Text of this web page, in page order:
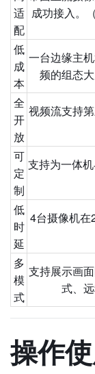
适
配
成功接入。
低
成
本
一台边缘主
频的组态
全
开
放
视频流支持
可
定
制
支持为一体
低
时
延
4台摄像机在
多
模
式
支持展示画
式、
操作使